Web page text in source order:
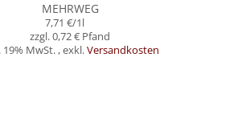
MEHRWEG
7,71 €/1l
0,72 €
19% MwSt. ,exkl.Versandkosten